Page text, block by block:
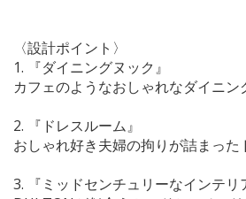
〈設計ポイント〉
1. 『ダイニングヌック』
カフェのようなおしゃれなダイニン
2. 『ドレスルーム』
おしゃれ好き夫婦の拘りが詰まった
3. 『ミッドセンチュリーなインテリ